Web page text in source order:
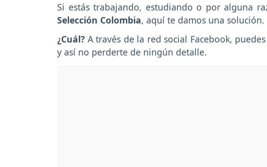
Si estás trabajando, estudiando o por alguna
Selección Colombia, aquí te damos una solución.
¿Cuál? A través de la red social Facebook,
y así no perderte de ningún detalle.